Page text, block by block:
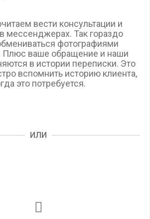
вести консультации и
мессенджерах. Так гораздо
фотографиями
Плюс ваше обращение и наши
в истории переписки. Это
вспомнить историю клиента,
это потребуется.
ИЛИ